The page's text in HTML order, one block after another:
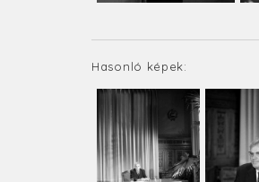
Hasonló képek: